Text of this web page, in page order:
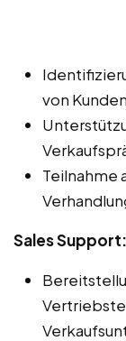
von
Teilnahme
Sales Support: